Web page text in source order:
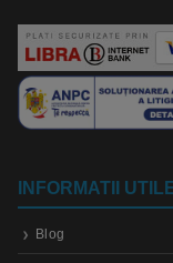
INFORMATII
Blog